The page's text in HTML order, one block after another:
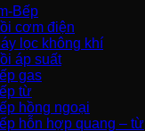
Bếp
cơm điện
lọc không khí
áp suất
gas
từ
hồng ngoại
hỗn hợp quang – từ